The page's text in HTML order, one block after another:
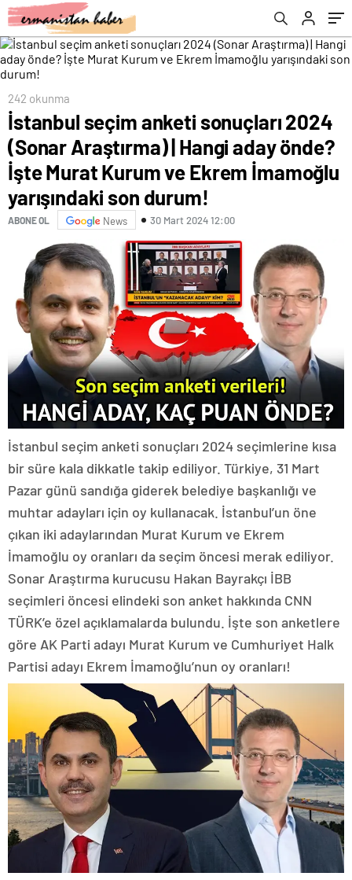
Kurum ve Ekrem İmamoğlu yarışındaki son
durum!
242 okunma
İstanbul seçim anketi sonuçları 2024
(Sonar Araştırma) | Hangi aday önde?
İşte Murat Kurum ve Ekrem İmamoğlu
yarışındaki son durum!
ABONE OL News 30 Mart 2024 12:00
İstanbul seçim anketi sonuçları 2024 seçimlerine kısa
bir süre kala dikkatle takip ediliyor. Türkiye, 31 Mart
Pazar günü sandığa giderek belediye başkanlığı ve
muhtar adayları için oy kullanacak. İstanbul’un öne
çıkan iki adaylarından Murat Kurum ve Ekrem
İmamoğlu oy oranları da seçim öncesi merak ediliyor.
Sonar Araştırma kurucusu Hakan Bayrakçı İBB
seçimleri öncesi elindeki son anket hakkında CNN
TÜRK’e özel açıklamalarda bulundu. İşte son anketlere
göre AK Parti adayı Murat Kurum ve Cumhuriyet Halk
Partisi adayı Ekrem İmamoğlu’nun oy oranları!